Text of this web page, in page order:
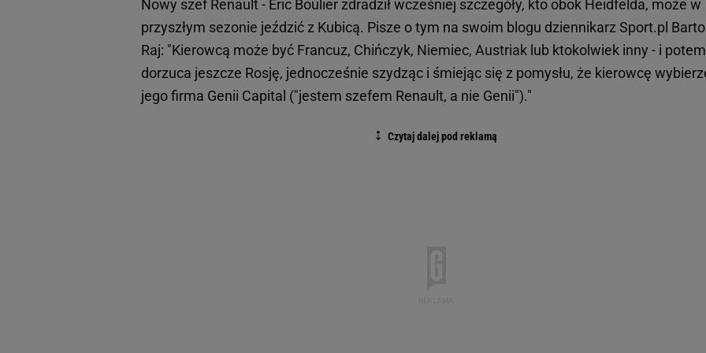
Nowy szef Renault - Eric Boulier zdradził wcześniej szczegóły, kto obok Heidfelda, może w
przyszłym sezonie jeździć z Kubicą. Pisze o tym na swoim blogu dziennikarz Sport.pl
Raj: "Kierowcą może być Francuz, Chińczyk, Niemiec, Austriak lub ktokolwiek inny - i potem
dorzuca jeszcze Rosję, jednocześnie szydząc i śmiejąc się z pomysłu, że kierowcę
jego firma Genii Capital ("jestem szefem Renault, a nie Genii")."